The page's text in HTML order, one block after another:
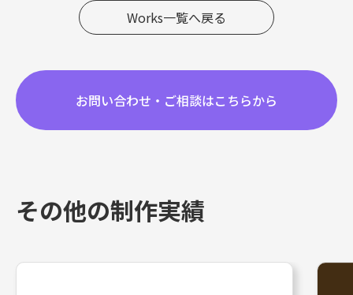
Works一覧へ戻る
お問い合わせ・ご相談はこちらから
その他の制作実績